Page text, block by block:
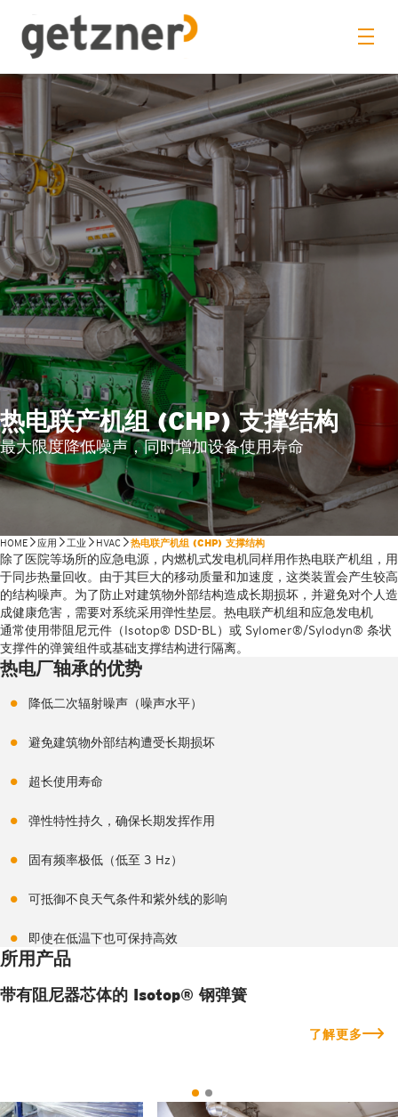
热电联产机组 (CHP) 支撑结构
最大限度降低噪声，同时增加设备使用寿命
HOME 应用 工业 HVAC 热电联产机组 (CHP) 支撑结构
除了医院等场所的应急电源，内燃机式发电机同样用作热电联产机组，用
于同步热量回收。由于其巨大的移动质量和加速度，这类装置会产生较高
的结构噪声。为了防止对建筑物外部结构造成长期损坏，并避免对个人造
成健康危害，需要对系统采用弹性垫层。热电联产机组和应急发电机
通常使用带阻尼元件（Isotop® DSD-BL）或 Sylomer®/Sylodyn® 条状
支撑件的弹簧组件或基础支撑结构进行隔离。
热电厂轴承的优势
降低二次辐射噪声（噪声水平）
避免建筑物外部结构遭受长期损坏
超长使用寿命
弹性特性持久，确保长期发挥作用
固有频率极低（低至 3 Hz）
可抵御不良天气条件和紫外线的影响
即使在低温下也可保持高效
所用产品
带有阻尼器芯体的 Isotop® 钢弹簧
了解更多